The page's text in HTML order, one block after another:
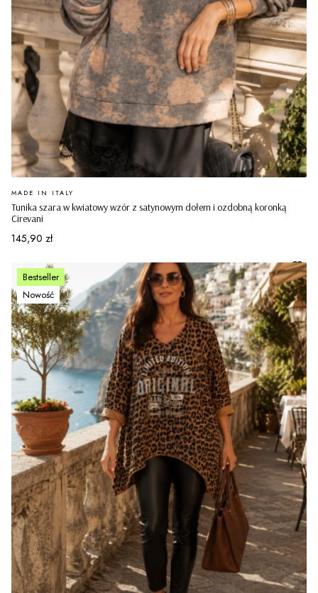
Tunika szara w kwiatowy wzór z satynowym dołem i ozdobną koronką
Cirevani
PRODUCENT
MADE IN ITALY
Cena
145,90 zł
Bestseller
Nowość